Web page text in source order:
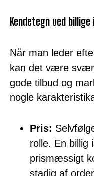
Kendetegn ved
Når man leder
kan det være
gode tilbud og
nogle
Pris:
rolle. En
prismæssigt
stadig af